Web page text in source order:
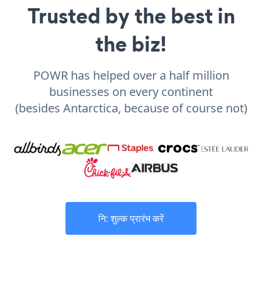
Trusted by the best in
the biz!
POWR has helped over a half million
businesses on every continent
(besides Antarctica, because of course not)
नि: शुल्क प्रारंभ करें